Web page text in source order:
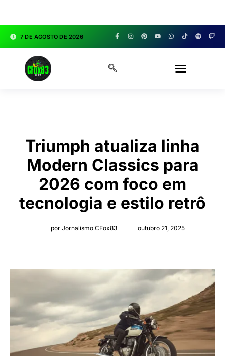
7 DE AGOSTO DE 2026
Triumph atualiza linha
Modern Classics para
2026 com foco em
tecnologia e estilo retrô
por Jornalismo CFox83 outubro 21, 2025